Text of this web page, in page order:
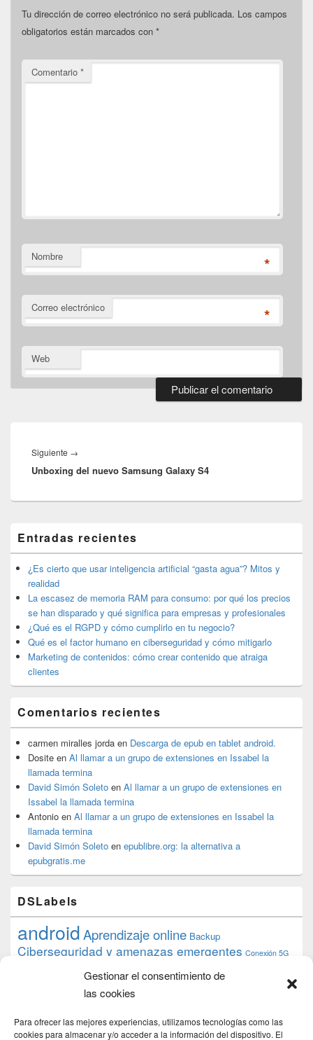
Gestionar el consentimiento de
las cookies
Para ofrecer las mejores experiencias, utilizamos tecnologías como las
cookies para almacenar y/o acceder a la información del dispositivo. El
Tu dirección de correo electrónico no será publicada. Los campos
obligatorios están marcados con *
Comentario *
Nombre *
Correo electrónico *
Web
de
entradas
Siguiente →
siguiente:
Unboxing del nuevo Samsung Galaxy S4
área
de
widget
barra
lateral
primaria
Entradas recientes
¿Es cierto que usar inteligencia artificial “gasta agua”? Mitos y
realidad
La escasez de memoria RAM para consumo: por qué los precios
se han disparado y qué significa para empresas y profesionales
¿Qué es el RGPD y cómo cumplirlo en tu negocio?
Qué es el factor humano en ciberseguridad y cómo mitigarlo
Marketing de contenidos: cómo crear contenido que atraiga
clientes
Comentarios recientes
carmen miralles jorda en Descarga de epub en tablet android.
Dosite en Al llamar a un grupo de extensiones en Issabel la
llamada termina
David Simón Soleto en Al llamar a un grupo de extensiones en
Issabel la llamada termina
Antonio en Al llamar a un grupo de extensiones en Issabel la
llamada termina
David Simón Soleto en epublibre.org: la alternativa a
epubgratis.me
DSLabels
androidAprendizaje online Backup
Ciberseguridad y amenazas emergentes Conexión 5G
datos debian desarrollo web
Formación Google
iphone
proyecto PS4 python Raspberryraspberrypi